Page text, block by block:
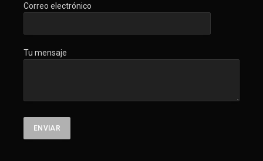
Correo electrónico
Tu mensaje